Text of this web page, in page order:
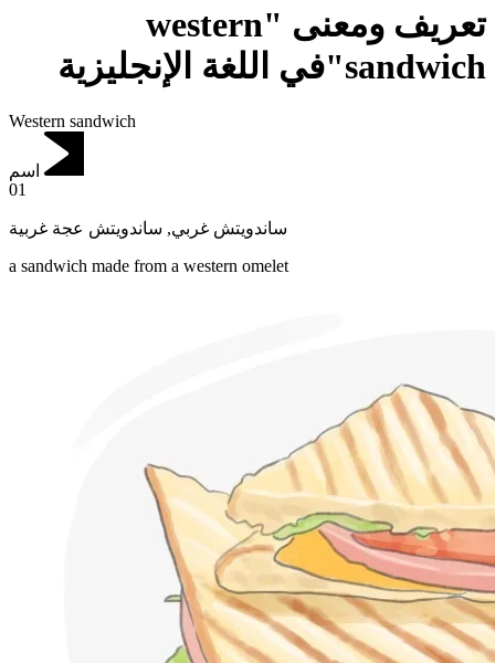
تعريف ومعنى "western
sandwich"في اللغة الإنجليزية
Western sandwich
اسم
01
ساندويتش غربي, ساندويتش عجة غربية
a sandwich made from a western omelet